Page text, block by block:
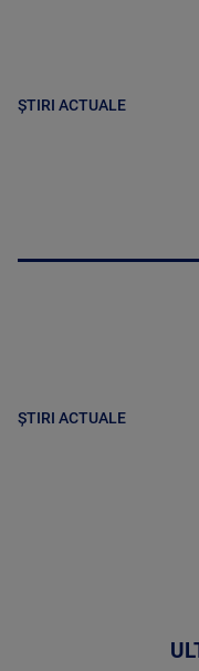
ȘTIRI ACTUALE
ȘTIRI ACTUALE